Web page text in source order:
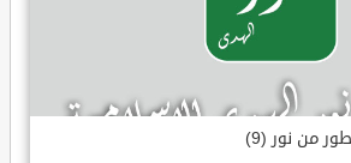
من نور (9)